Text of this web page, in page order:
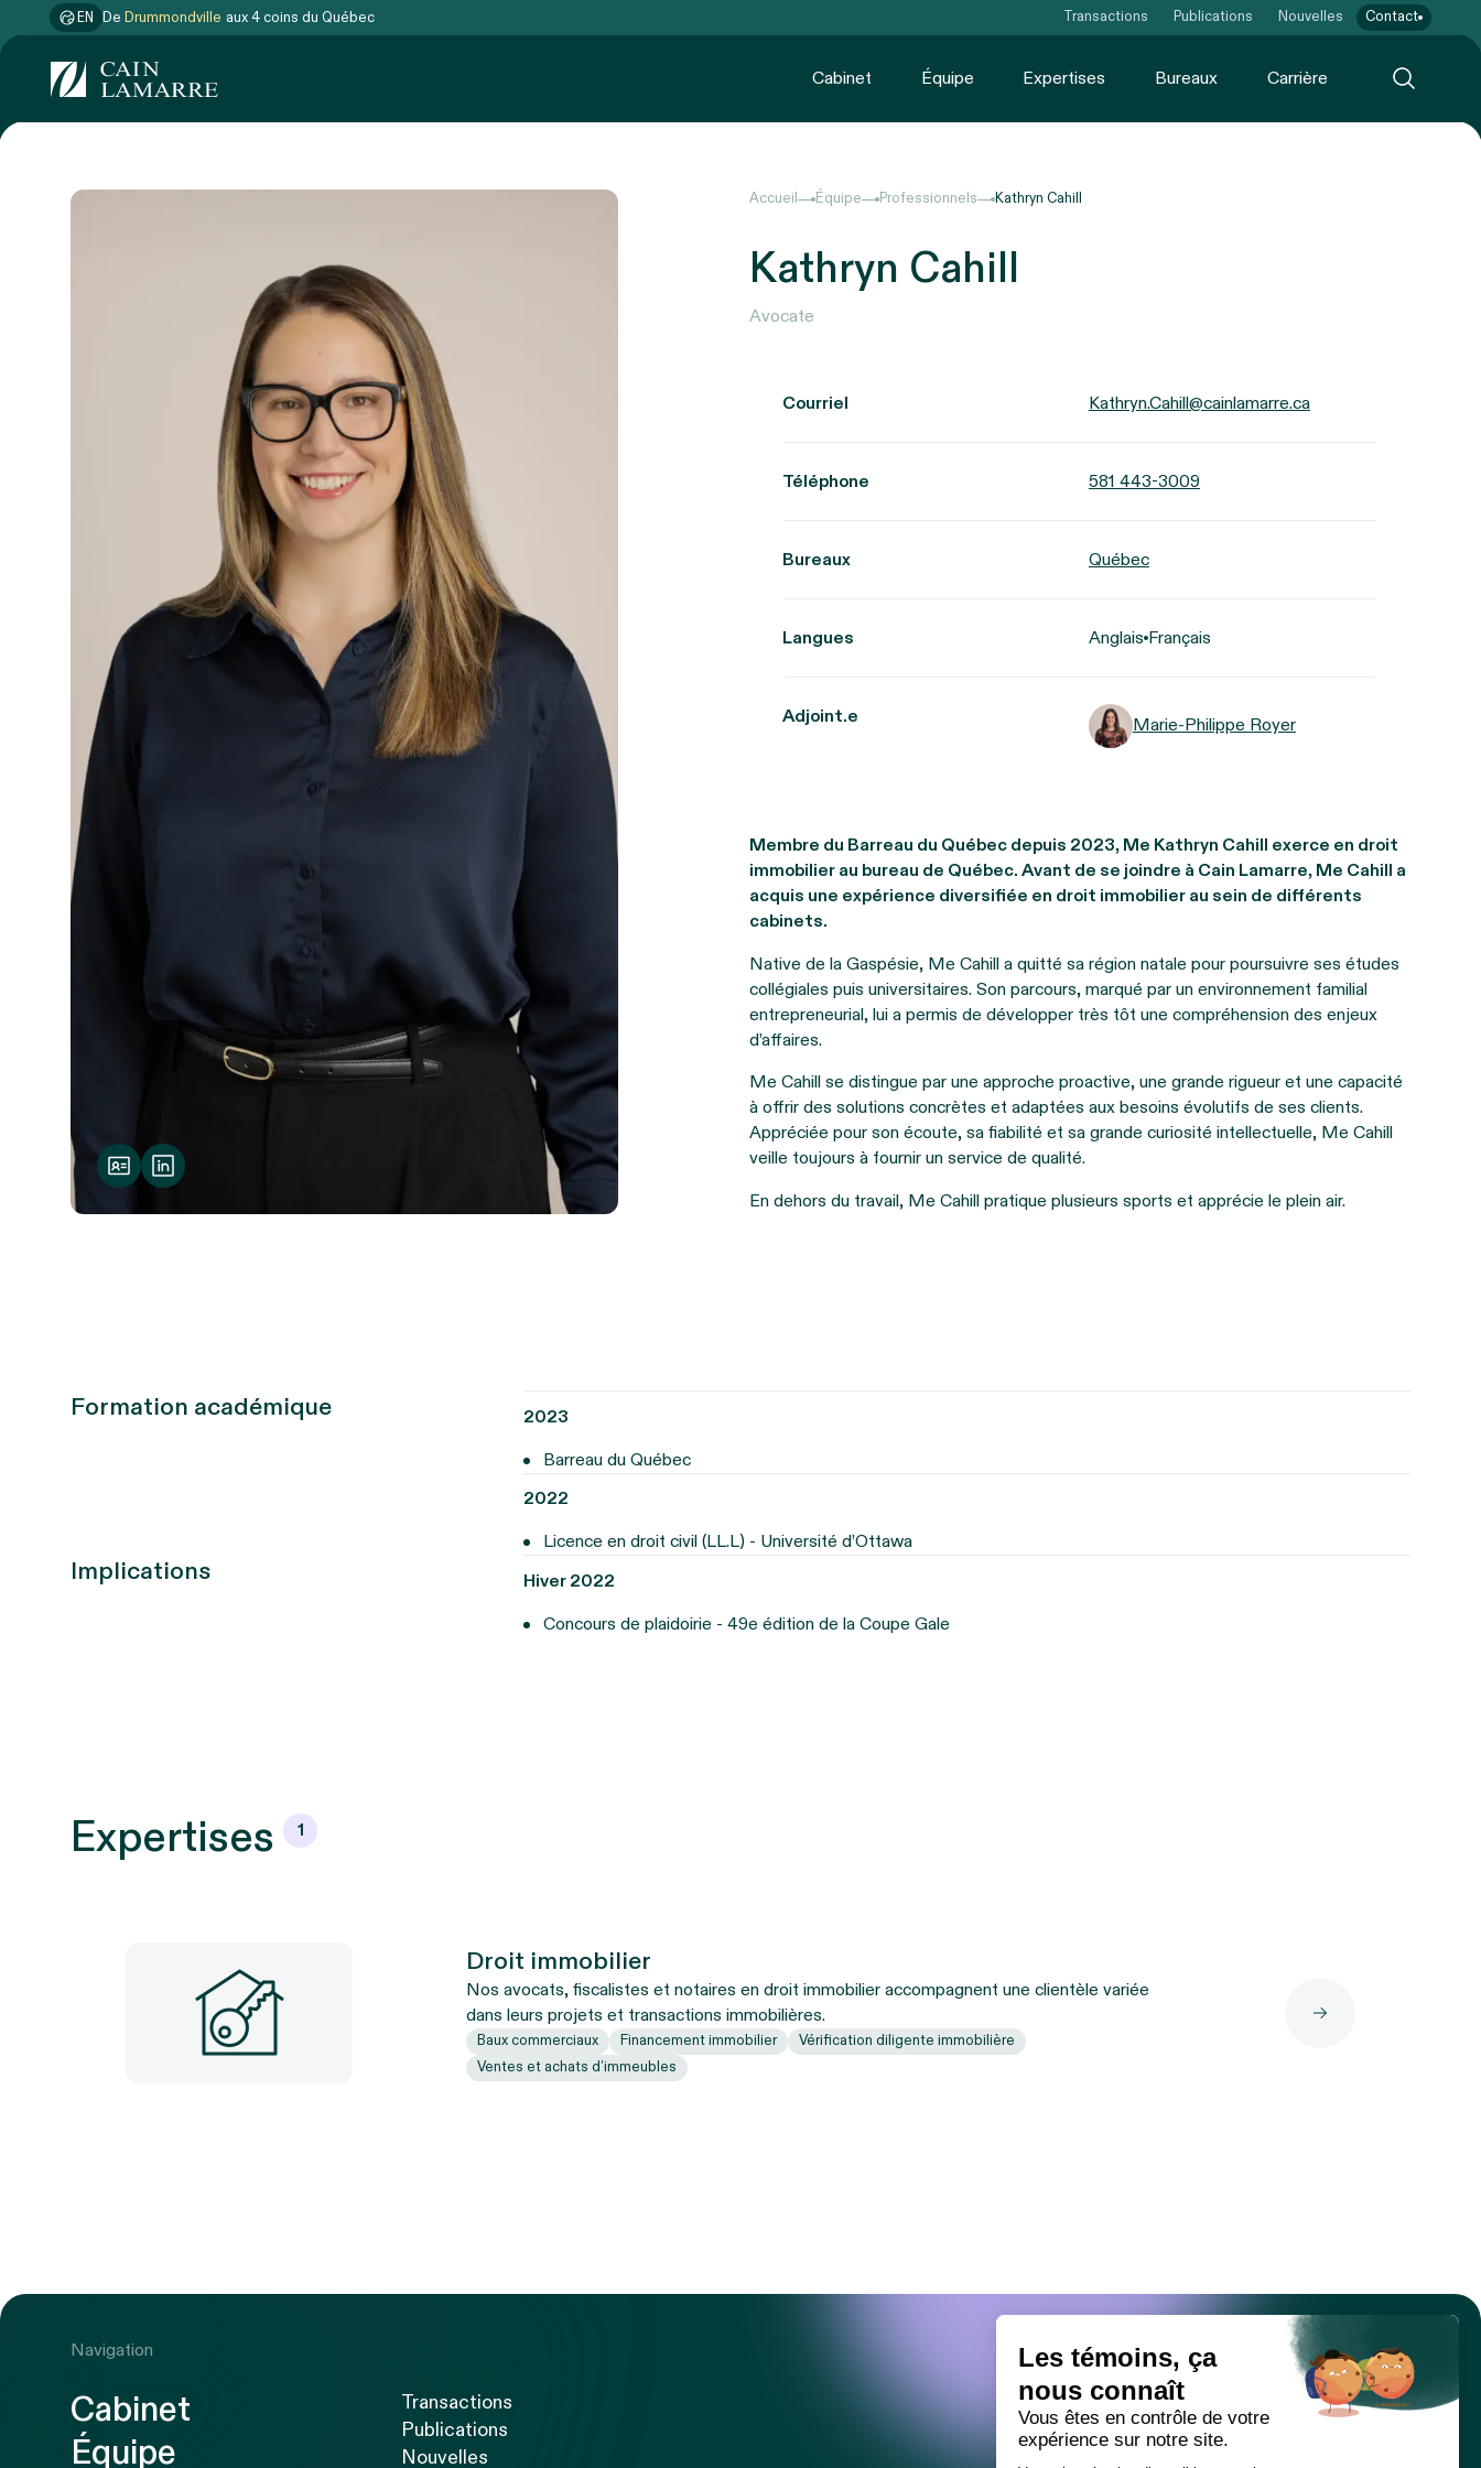
EN De Drummondvilleaux 4 coins du Québec Transactions Publications Nouvelles Contact
Cabinet Équipe Expertises Bureaux Carrière
Accueil Équipe Professionnels Kathryn Cahill
Kathryn Cahill
Avocate
Courriel Kathryn.Cahill@cainlamarre.ca
Téléphone 581 443-3009
Bureaux Québec
Langues Anglais Français
Adjoint.e Marie-Philippe Royer
Membre du Barreau du Québec depuis 2023, Me Kathryn Cahill exerce en droit
immobilier au bureau de Québec. Avant de se joindre à Cain Lamarre, Me Cahill a
acquis une expérience diversifiée en droit immobilier au sein de différents
cabinets.
Native de la Gaspésie, Me Cahill a quitté sa région natale pour poursuivre ses études
collégiales puis universitaires. Son parcours, marqué par un environnement familial
entrepreneurial, lui a permis de développer très tôt une compréhension des enjeux
d’affaires.
Me Cahill se distingue par une approche proactive, une grande rigueur et une capacité
à offrir des solutions concrètes et adaptées aux besoins évolutifs de ses clients.
Appréciée pour son écoute, sa fiabilité et sa grande curiosité intellectuelle, Me Cahill
veille toujours à fournir un service de qualité.
En dehors du travail, Me Cahill pratique plusieurs sports et apprécie le plein air.
Formation académique
2023
Barreau du Québec
2022
Licence en droit civil (LL.L) - Université d’Ottawa
Implications
Hiver 2022
Concours de plaidoirie - 49e édition de la Coupe Gale
Expertises 1
Droit immobilier
Nos avocats, fiscalistes et notaires en droit immobilier accompagnent une clientèle variée
dans leurs projets et transactions immobilières.
Baux commerciaux Financement immobilier
Vérification diligente immobilière
Ventes et achats d’immeubles
Navigation
Cabinet
Équipe
Transactions
Publications
Nouvelles